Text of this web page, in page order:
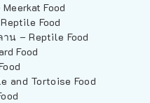
Food
Food
น – Reptile Food
Food
and Tortoise Food